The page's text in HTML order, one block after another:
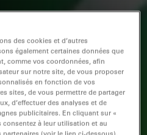
des cookies et d’autres
également certaines données que
comme vos coordonnées, afin
sur notre site, de vous proposer
en fonction de vos
sites, de vous permettre de partager
d’effectuer des analyses et de
publicitaires. En cliquant sur «
à leur utilisation et au